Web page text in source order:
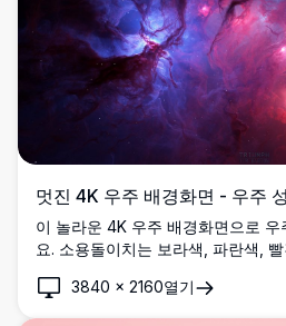
멋진 4K 우주 배경화면 - 우주
이 놀라운 4K 우주 배경화면으로
요. 소용돌이치는 보라색, 파란색,
이를 포착합니다. 데스크톱 또는 모
잡한 우주 세부사항을 보여주어 우
3840 × 2160열기